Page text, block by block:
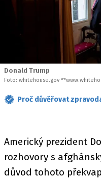
Donald Trump
Foto: whitehouse.gov
Proč důvěřovat
Americký prezident
rozhovory s
důvod tohoto